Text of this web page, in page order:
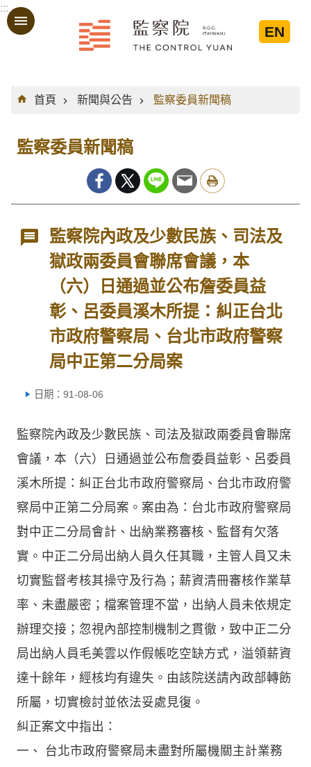
跳到主要內容區塊
:::
EN
:::
首頁
新聞與公告 監察委員新聞稿
監察委員新聞稿
監察院內政及少數民族、司法及
獄政兩委員會聯席會議，本
（六）日通過並公布詹委員益
彰、呂委員溪木所提：糾正台北
市政府警察局、台北市政府警察
局中正第二分局案
日期：91-08-06
監察院內政及少數民族、司法及獄政兩委員會聯席
會議，本（六）日通過並公布詹委員益彰、呂委員
溪木所提：糾正台北市政府警察局、台北市政府警
察局中正第二分局案。案由為：台北市政府警察局
對中正二分局會計、出納業務審核、監督有欠落
實。中正二分局出納人員久任其職，主管人員又未
切實監督考核其操守及行為；薪資清冊審核作業草
率、未盡嚴密；檔案管理不當，出納人員未依規定
辦理交接；忽視內部控制機制之貫徹，致中正二分
局出納人員毛美雲以作假帳吃空缺方式，溢領薪資
達十餘年，經核均有違失。由該院送請內政部轉飭
所屬，切實檢討並依法妥處見復。
糾正案文中指出：
一、 台北市政府警察局未盡對所屬機關主計業務